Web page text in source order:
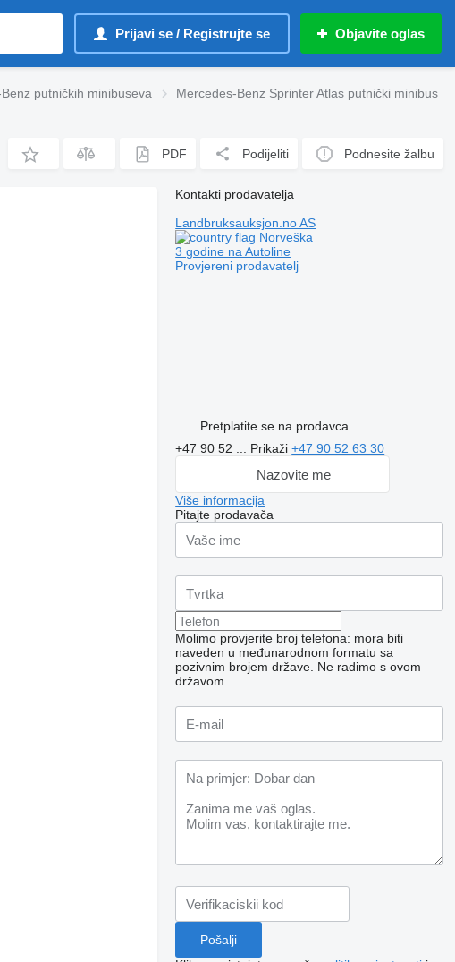
Prijavi se / Registrujte se Objavite oglas
putničkih minibuseva Mercedes-Benz Sprinter Atlas putnički minibus
PDF Podijeliti Podnesite žalbu
Kontakti prodavatelja
Landbruksauksjon.no AS
Norveška
3 godine na Autoline
Provjereni prodavatelj
Pretplatite se na prodavca
+47 90 52 ... Prikaži+47 90 52 63 30
Nazovite me
Više informacija
Pitajte prodavača
Molimo provjerite broj telefona: mora biti
naveden u međunarodnom formatu sa
pozivnim brojem države. Ne radimo s ovom
državom